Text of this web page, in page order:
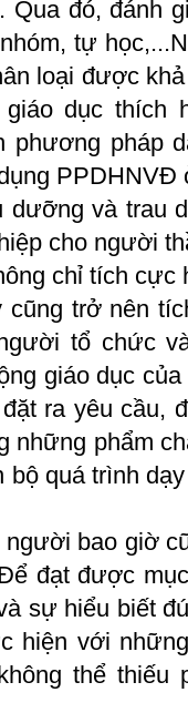
Qua đó, đánh
tự
loại được
dục thích
phương pháp
PPDHNVĐ
và trau
cho người
chỉ tích cực
cũng trở nên
tổ chức
giáo dục
ra yêu cầu,
những phẩm
bộ quá trình
bao giờ
đạt được
sự hiểu biết
hiện với
thể thiếu